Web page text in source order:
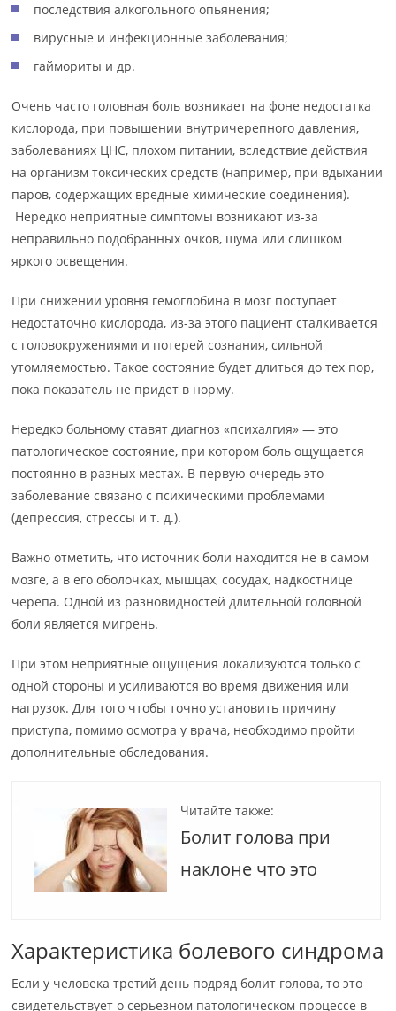
последствия алкогольного опьянения;
вирусные и инфекционные заболевания;
гаймориты и др.
Очень часто головная боль возникает на фоне недостатка
кислорода, при повышении внутричерепного давления,
заболеваниях ЦНС, плохом питании, вследствие действия
на организм токсических средств (например, при вдыхании
паров, содержащих вредные химические соединения).
Нередко неприятные симптомы возникают из-за
неправильно подобранных очков, шума или слишком
яркого освещения.
При снижении уровня гемоглобина в мозг поступает
недостаточно кислорода, из-за этого пациент сталкивается
с головокружениями и потерей сознания, сильной
утомляемостью. Такое состояние будет длиться до тех пор,
пока показатель не придет в норму.
Нередко больному ставят диагноз «психалгия» — это
патологическое состояние, при котором боль ощущается
постоянно в разных местах. В первую очередь это
заболевание связано с психическими проблемами
(депрессия, стрессы и т. д.).
Важно отметить, что источник боли находится не в самом
мозге, а в его оболочках, мышцах, сосудах, надкостнице
черепа. Одной из разновидностей длительной головной
боли является мигрень.
При этом неприятные ощущения локализуются только с
одной стороны и усиливаются во время движения или
нагрузок. Для того чтобы точно установить причину
приступа, помимо осмотра у врача, необходимо пройти
дополнительные обследования.
Читайте также:
Болит голова при
наклоне что это
Характеристика болевого синдрома
Если у человека третий день подряд болит голова, то это
свидетельствует о серьезном патологическом процессе в